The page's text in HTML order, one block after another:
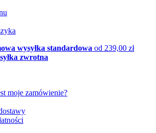
wysyłka standardowa od 239,00 zł
zwrotna
moje zamówienie?